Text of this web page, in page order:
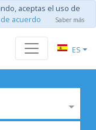
aceptas el uso de
acuerdo Saber más
ES